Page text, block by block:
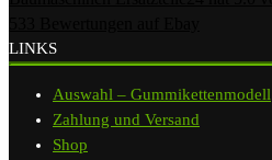
LINKS
Auswahl – Gummikettenmodell
Zahlung und Versand
Shop